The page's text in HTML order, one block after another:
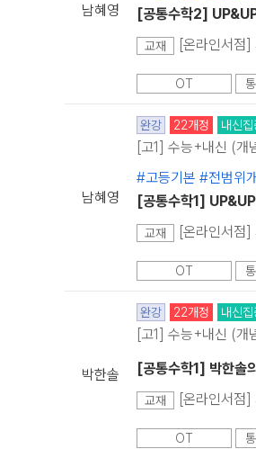
남혜영
[공통수학2]
교재 [온라인서점
OT
남혜영
완강 22개정 내신집
[고1] 수능+내신 (개
#고등기본 #전범위
[공통수학1]
교재 [온라인서점
OT
박한솔
완강 22개정 내신집
[고1] 수능+내신 (개
[공통수학1] 박한솔
교재 [온라인서점
OT